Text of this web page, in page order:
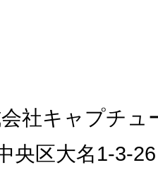
社キャプチュ
央区大名1-3-